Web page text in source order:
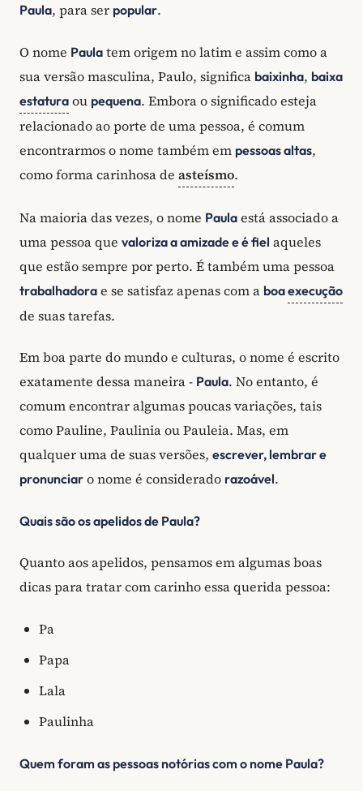
Paula, para ser popular.
O nome Paula tem origem no latim e assim como a
sua versão masculina, Paulo, significa baixinha, baixa
estatura ou pequena. Embora o significado esteja
relacionado ao porte de uma pessoa, é comum
encontrarmos o nome também em pessoas altas,
como forma carinhosa de asteísmo.
Na maioria das vezes, o nome Paula está associado a
uma pessoa que valoriza a amizade e é fiel aqueles
que estão sempre por perto. É também uma pessoa
trabalhadora e se satisfaz apenas com a boaexecução
de suas tarefas.
Em boa parte do mundo e culturas, o nome é escrito
exatamente dessa maneira - Paula. No entanto, é
comum encontrar algumas poucas variações, tais
como Pauline, Paulinia ou Pauleia. Mas, em
qualquer uma de suas versões, escrever, lembrar e
pronunciar o nome é considerado razoável.
Quais são os apelidos de Paula?
Quanto aos apelidos, pensamos em algumas boas
dicas para tratar com carinho essa querida pessoa:
Pa
Papa
Lala
Paulinha
Quem foram as pessoas notórias com o nome Paula?